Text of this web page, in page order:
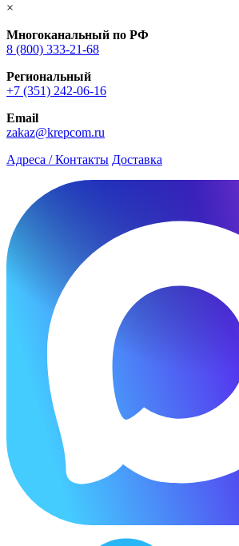
×
Многоканальный по РФ
8 (800) 333‑21-68
Региональный
+7 (351) 242-06-16
Email
zakaz@krepcom.ru
Адреса / Контакты Доставка